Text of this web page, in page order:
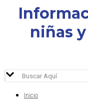
niñas
Inicio